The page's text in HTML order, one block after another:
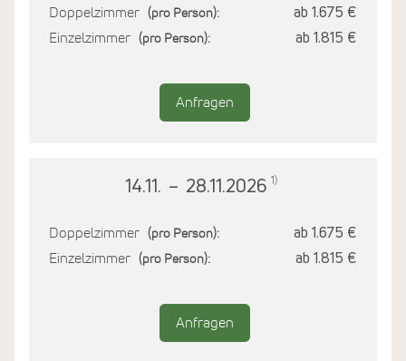
Doppelzimmer (pro Person):
ab 1.675 €
Einzelzimmer
(pro Person): ab 1.815 €
Anfragen
14.11. – 28.11.2026 1)
Doppelzimmer (pro Person):
ab 1.675 €
Einzelzimmer
(pro Person): ab 1.815 €
Anfragen